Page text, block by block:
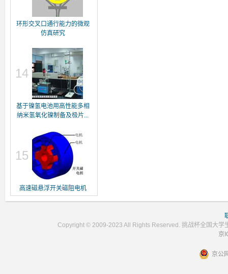
环形交叉口通行能力的微观
仿真研究
14
基于镍氢电池用高性能多相
纳米氢氧化镍制备及极片...
15
高速磁悬浮开关磁阻电机
Copyright © 2009-2023 All Rights Reserved. 挑战杯全国大学
京
京公